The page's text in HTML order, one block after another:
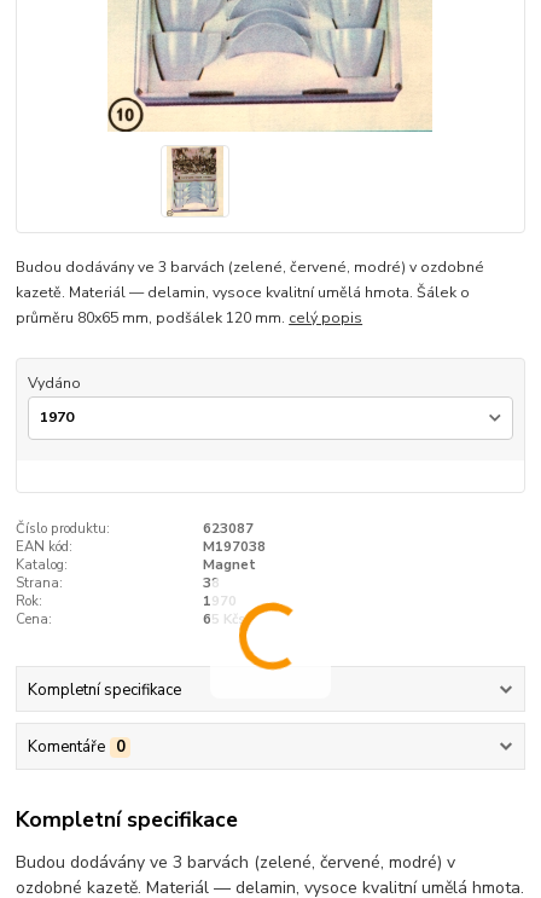
Budou dodávány ve 3 barvách (zelené, červené, modré) v ozdobné
kazetě. Materiál — delamin, vysoce kvalitní umělá hmota. Šálek o
průměru 80x65 mm, podšálek 120 mm. celý popis
Vydáno
Číslo produktu:
623087
EAN kód:
M197038
Katalog:
Magnet
Strana:
38
Rok:
1970
Cena:
65 Kčs
Kompletní specifikace
Komentáře 0
Kompletní specifikace
Budou dodávány ve 3 barvách (zelené, červené, modré) v
ozdobné kazetě. Materiál — delamin, vysoce kvalitní umělá hmota.